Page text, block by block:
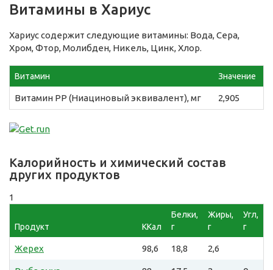
Витамины в Хариус
Хариус содержит следующие витамины: Вода, Сера,
Хром, Фтор, Молибден, Никель, Цинк, Хлор.
Витамин Значение
Витамин PP (Ниациновый эквивалент), мг 2,905
Калорийность и химический состав
других продуктов
1
Продукт ККал
Белки,
г
Жиры,
г
Угл,
г
Жерех 98,6 18,8 2,6